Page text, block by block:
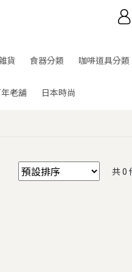
貨 食器分類 咖啡道具分類
老舖 日本時尚
共 0